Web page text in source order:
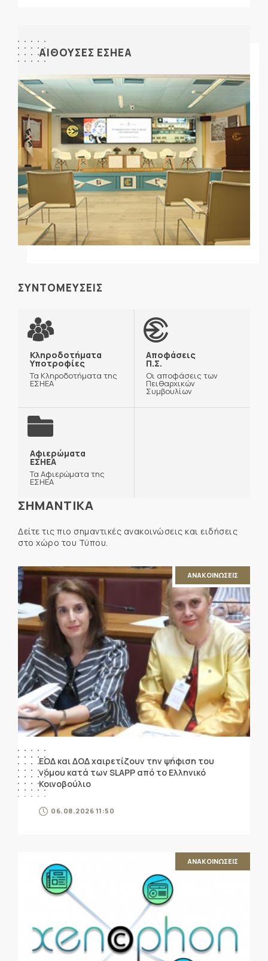
ΑΙΘΟΥΣΕΣ ΕΣΗΕΑ
ΣΥΝΤΟΜΕΥΣΕΙΣ
Κληροδοτήματα
Υποτροφίες
Τα Κληροδοτήματα της
ΕΣΗΕΑ
Αποφάσεις
Π.Σ.
Οι αποφάσεις των
Πειθαρχικών
Συμβουλίων
Αφιερώματα
ΕΣΗΕΑ
Τα Αφιερώματα της
ΕΣΗΕΑ
ΣΗΜΑΝΤΙΚΑ
Δείτε τις πιο σημαντικές ανακοινώσεις και ειδήσεις
στο χώρο του Τύπου.
ΑΝΑΚΟΙΝΩΣΕΙΣ
ΕΟΔ και ΔΟΔ χαιρετίζουν την ψήφιση του
νόμου κατά των SLAPP από το Ελληνικό
Κοινοβούλιο
06.08.2026 11:50
ΑΝΑΚΟΙΝΩΣΕΙΣ